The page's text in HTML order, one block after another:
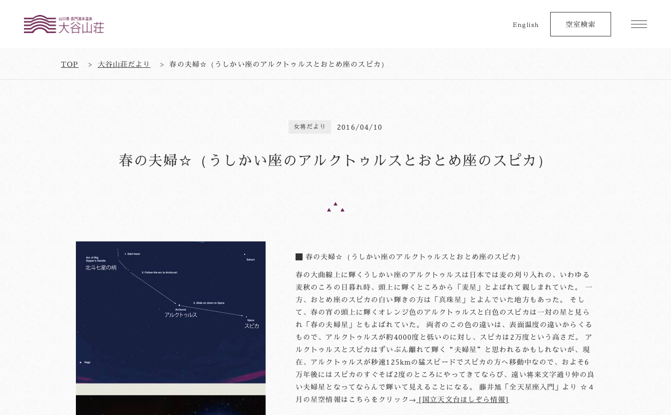
English 空室検索
TOP 大谷山荘だより 春の夫婦☆（うしかい座のアルクトゥルスとおとめ座のスピカ）
女将だより 2016/04/10
春の夫婦☆（うしかい座のアルクトゥルスとおとめ座のスピカ）
春の夫婦☆（うしかい座のアルクトゥルスとおとめ座のスピカ）
春の大曲線上に輝くうしかい座のアルクトゥルスは日本では麦の刈り入れの、いわゆる
麦秋のころの日暮れ時、頭上に輝くところから「麦星」とよばれて親しまれていた。 一
方、おとめ座のスピカの白い輝きの方は「真珠星」とよんでいた地方もあった。 そし
て、春の宵の頭上に輝くオレンジ色のアルクトゥルスと白色のスピカは一対の星と見ら
れ「春の夫婦星」ともよばれていた。 両者のこの色の違いは、表面温度の違いからくる
もので、アルクトゥルスが約4000度と低いのに対し、スピカは2万度という高さだ。 ア
ルクトゥルスとスピカはずいぶん離れて輝く“夫婦星”と思われるかもしれないが、現
在、アルクトゥルスが秒速125kmの猛スピードでスピカの方へ移動中なので、およそ6
万年後にはスピカのすぐそば2度のところにやってきてならび、遠い将来文字通り仲の良
い夫婦星となってならんで輝いて見えることになる。 藤井旭「全天星座入門」より ☆４
月の星空情報はこちらをクリック→ [国立天文台ほしぞら情報]